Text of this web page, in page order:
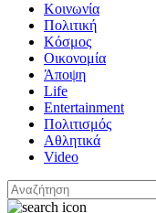
Κοινωνία
Πολιτική
Κόσμος
Οικονομία
Άποψη
Life
Entertainment
Πολιτισμός
Αθλητικά
Video